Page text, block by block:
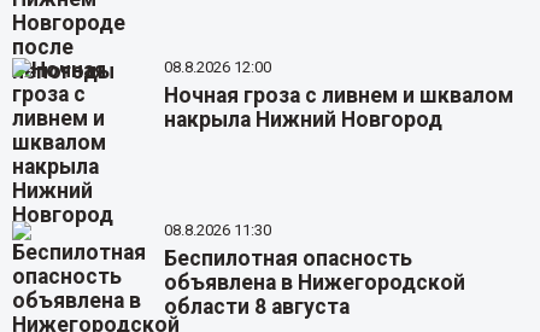
08.8.2026 12:00
Ночная гроза с ливнем и шквалом
накрыла Нижний Новгород
08.8.2026 11:30
Беспилотная опасность
объявлена в Нижегородской
области 8 августа